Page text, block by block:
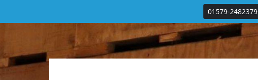
01579-2482379